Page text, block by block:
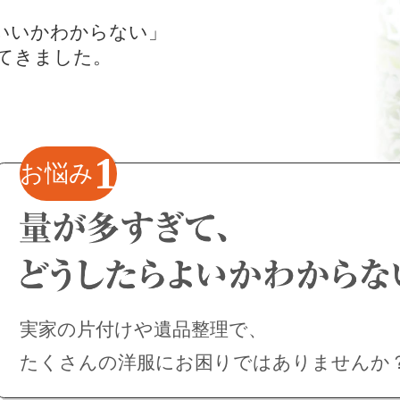
かわからない」
きました。
お悩み 1
実家の片付けや遺品整理で、
たくさんの洋服にお困りではありませんか